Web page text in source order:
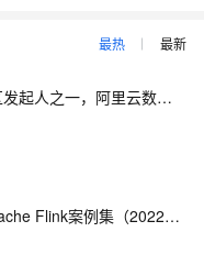
最热 最新
【大咖问答】对话PostgreSQL 中国社区发起人之一，阿里云数据库高级专家 德哥
【藏经阁一起读（27）】本周推荐《Apache Flink案例集（2022版）》，你有哪些心得？